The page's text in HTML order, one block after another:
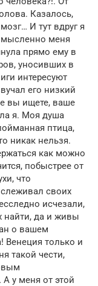
Казалось,
И тут вдруг я
меня
прямо ему в
уносивших в
интересуют
его низкий
вы ищете, ваше
я. Моя душа
птица,
никак нельзя.
как можно
побыстрее от
что
своих
исчезали,
найти, да и живы
о вашем
Венеция только и
такой чести,
у меня от этой